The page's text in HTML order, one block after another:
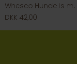
DKK 42,00